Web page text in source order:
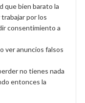
que bien barato la
por los
consentimiento a
ver anuncios falsos
no tienes nada
entonces la